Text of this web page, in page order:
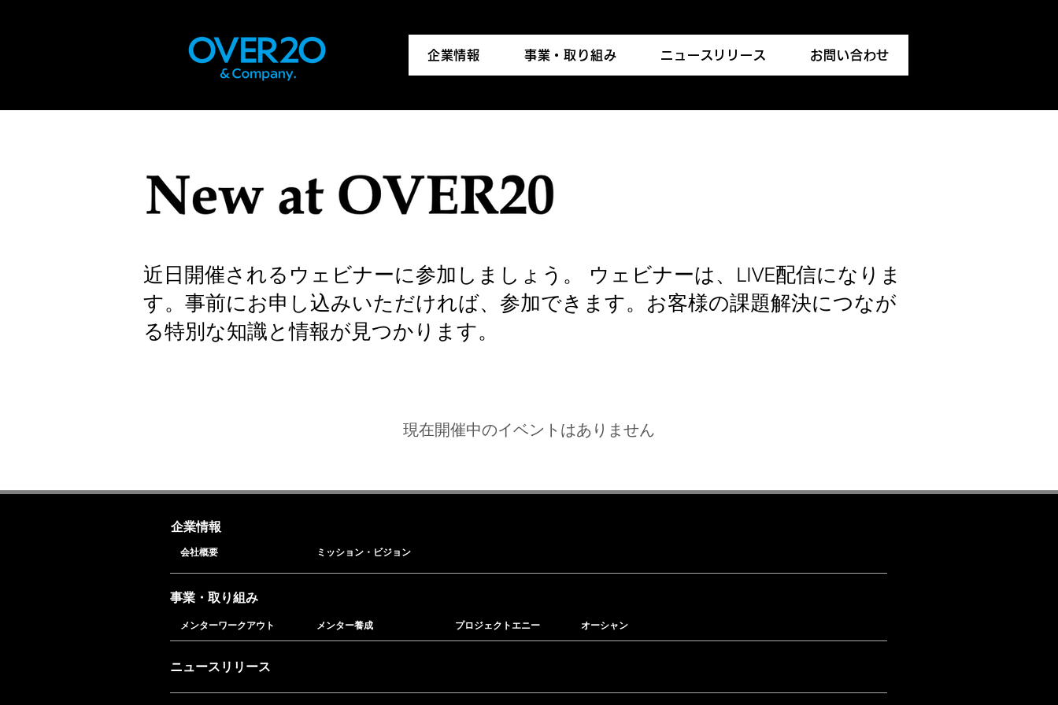
企業情報 事業・取り組み ニュースリリース お問い合わせ
近日開催されるウェビナーに参加しましょう。 ウェビナーは、LIVE配信になりま
す。事前にお申し込みいただければ、参加できます。お客様の課題解決につなが
る特別な知識と情報が見つかります。
現在開催中のイベントはありません
企業情報
会社概要 ミッション・ビジョン
事業・取り組み
メンターワークアウト メンター養成 プロジェクトエニー オーシャン
ニュースリリース